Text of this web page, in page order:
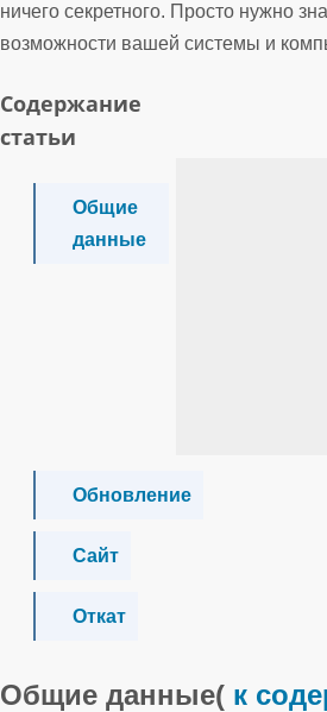
ничего секретного. Просто нужно
возможности вашей системы и
Содержание
статьи
Общие
данные
Обновление
Сайт
Откат
Общие данные( к